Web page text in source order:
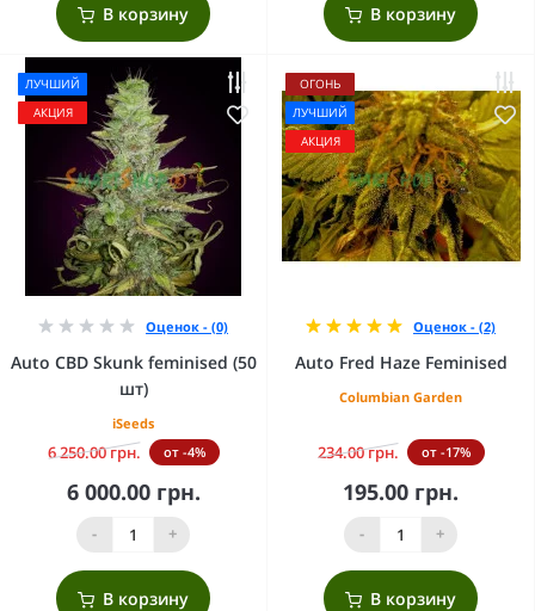
В корзину В корзину
ЛУЧШИЙ
АКЦИЯ
Оценок - (0)
Auto CBD Skunk feminised (50
шт)
iSeeds
6 250.00 грн. от -4%
6 000.00 грн.
- +
В корзину
ОГОНЬ
ЛУЧШИЙ
АКЦИЯ
Оценок - (2)
Auto Fred Haze Feminised
Columbian Garden
234.00 грн. от -17%
195.00 грн.
- +
В корзину